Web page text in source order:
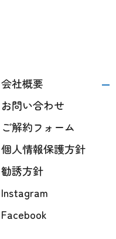
会社概要
お問い合わせ
ご解約フォーム
個人情報保護方針
勧誘方針
Instagram
Facebook